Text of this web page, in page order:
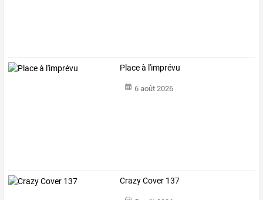
Place à l'imprévu
6 août 2026
Crazy Cover 137